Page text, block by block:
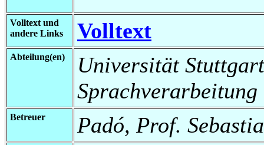
Volltext und
andere Links
Volltext
Abteilung(en)
Universität
Sprachverarbeitung
Betreuer Padó, Prof.